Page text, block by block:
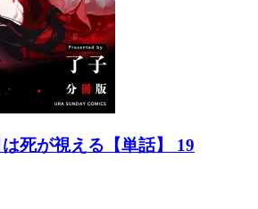
死が視える【単話】 19